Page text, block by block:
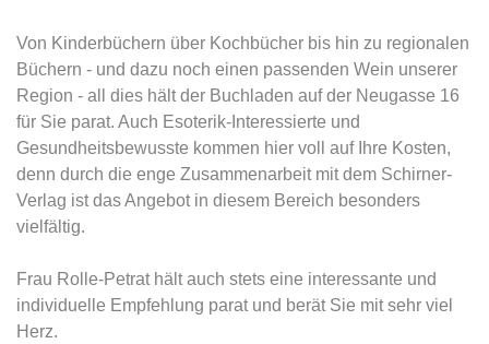
Von Kinderbüchern über Kochbücher bis hin zu regionalen
Büchern - und dazu noch einen passenden Wein unserer
Region - all dies hält der Buchladen auf der Neugasse 16
für Sie parat. Auch Esoterik-Interessierte und
Gesundheitsbewusste kommen hier voll auf Ihre Kosten,
denn durch die enge Zusammenarbeit mit dem Schirner-
Verlag ist das Angebot in diesem Bereich besonders
vielfältig.
Frau Rolle-Petrat hält auch stets eine interessante und
individuelle Empfehlung parat und berät Sie mit sehr viel
Herz.